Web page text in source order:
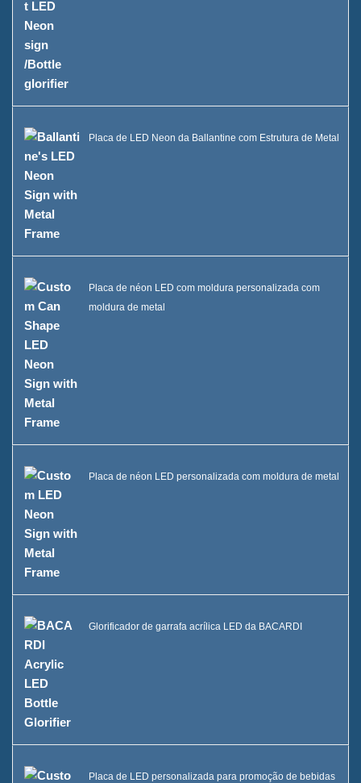
Placa de LED Neon da Ballantine com Estrutura de Metal
Placa de néon LED com moldura personalizada com
moldura de metal
Placa de néon LED personalizada com moldura de metal
Glorificador de garrafa acrílica LED da BACARDI
Placa de LED personalizada para promoção de bebidas